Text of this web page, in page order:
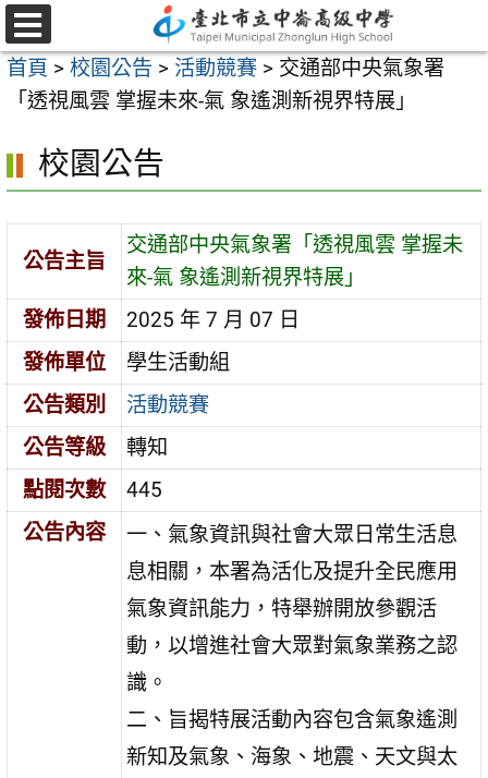
跳
至
主
容
選
單
首頁 > 校園公告 > 活動競賽 > 交通部中央氣象署
「透視風雲 掌握未來-氣 象遙測新視界特展」
校園公告
公告主旨
交通部中央氣象署「透視風雲 掌握未
來-氣 象遙測新視界特展」
發佈日期
2025 年 7 月 07 日
發佈單位
學生活動組
公告類別
活動競賽
公告等級
轉知
點閱次數
445
公告內容
一、氣象資訊與社會大眾日常生活息
息相關，本署為活化及提升全民應用
氣象資訊能力，特舉辦開放參觀活
動，以增進社會大眾對氣象業務之認
識。
二、旨揭特展活動內容包含氣象遙測
新知及氣象、海象、地震、天文與太